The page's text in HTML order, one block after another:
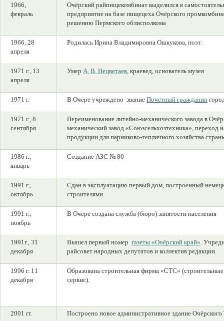
1966,
февраль
Очёрский райпищекомбинат выделился в
предприятие на базе пищецеха Очёрского
решению Пермского облисполкома
1966, 28
апреля
Родилась Ирина Владимировна Ошкукова, поэт.
1971 г., 13
апреля
Умер А. В. Нецветаев, краевед, основатель музея
1971 г. В Очёре учреждено звание Почётный гражданин
1971 г., 8
сентября
Переименование литейно-механического завода в
механический завод «Союзсельхозтехника», переход
продукции для парниково-тепличного хозяйства
1986 г.,
январь
Создание АЗС № 80
1991 г.,
октябрь
Сдан в эксплуатацию первый дом, построенный
строителями
1991 г.,
ноябрь
В Очёре создана служба (бюро) занятости населения
1991г., 31
декабря
Вышел первый номер газеты «Очёрский край».
райсовет народных депутатов и коллектив редакции.
1996 г. 11
декабря
Образована строительная фирма «СТС»
сервис).
2001 гг. Построено новое административное здание